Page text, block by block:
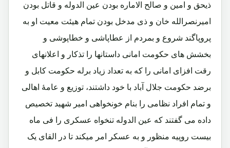
ذیحق و امین و صالح الاماره بودن عین الدوله و قاتل بودن
امیرنصرالله خان و ذی مدخل بودن تمام هیئت معیت او به
پروپاگند شروع و بمردم از عطاپاشی و خطاپوشی و
بخشش های حکومت امانی داستانها را تذکار و اعلانهای
رقت افزای امانی را که به تعداد زیاد برله حکومت کابل و
برضد حکومت جلال آباد با خود داشتند، توزیع و عامۀ اهالی
و تمام افراد نظامی را بنام خونخواهی امیر شهید تخصیص
داده می گفتند که عین الدوله تنخواه عسکری را فی ماه
بیست روپیه منظور و به عسکر امر میکند تا در القای یک